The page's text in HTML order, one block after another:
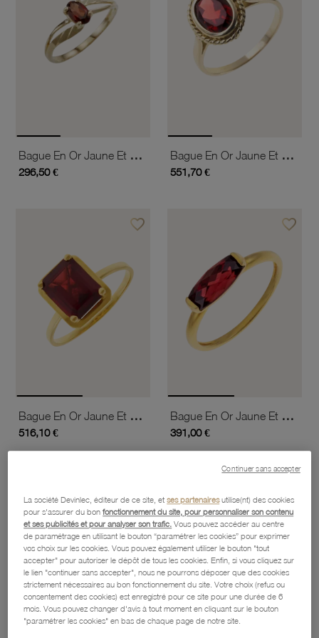
Bague En Or Jaune Et Grenat
296,50 €
Bague En Or Jaune Et Grenat
551,70 €
favorite_borderAjouter à vos favoris
Bague En Or Jaune Et Grenat
516,10 €
favorite_borderAjouter
Bague En Or Jaune Et Grenat Briolette
391,00 €
La société Devinlec, éditeur de ce site, etses partenairesutilise(nt) des cookies
pour s'assurer du bonfonctionnement du site, pour personnaliser son contenu
et ses publicités et pour analyser son trafic. Vous pouvez accéder au centre
de paramétrage en utilisant le bouton “paramétrer les cookies” pour exprimer
vos choix sur les cookies. Vous pouvez également utiliser le bouton "tout
accepter" pour autoriser le dépôt de tous les cookies. Enfin, si vous cliquez sur
le lien "continuer sans accepter", nous ne pourrons déposer que des cookies
strictement nécessaires au bon fonctionnement du site. Votre choix (refus ou
consentement des cookies) est enregistré pour ce site pour une durée de 6
mois. Vous pouvez changer d'avis à tout moment en cliquant sur le bouton
"paramétrer les cookies" en bas de chaque page de notre site.
Continuer sans accepter